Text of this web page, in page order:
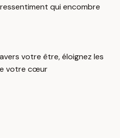
qui encombre
votre être, éloignez les
votre cœur